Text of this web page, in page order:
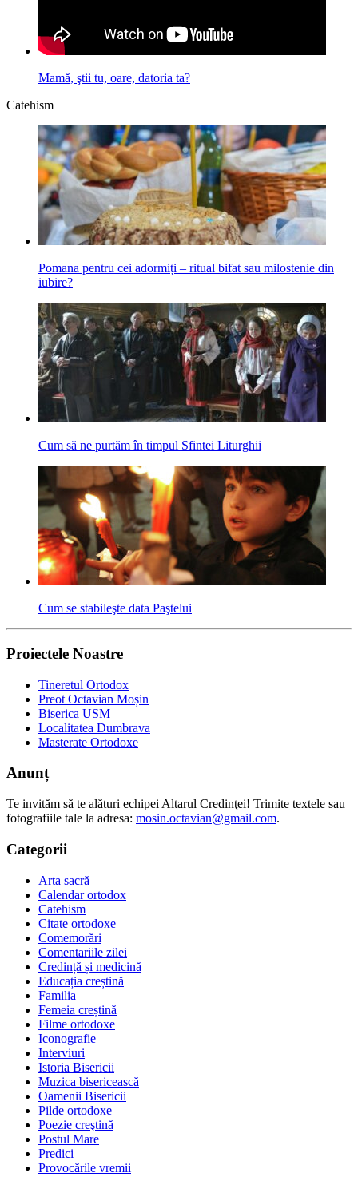
Mamă, ştii tu, oare, datoria ta?
Catehism
Pomana pentru cei adormiți ‒ ritual bifat sau milostenie din
iubire?
Cum să ne purtăm în timpul Sfintei Liturghii
Cum se stabileşte data Paştelui
Proiectele Noastre
Tineretul Ortodox
Preot Octavian Moșin
Biserica USM
Localitatea Dumbrava
Masterate Ortodoxe
Anunț
Te invităm să te alături echipei Altarul Credinţei! Trimite textele sau
fotografiile tale la adresa: mosin.octavian@gmail.com.
Categorii
Arta sacră
Calendar ortodox
Catehism
Citate ortodoxe
Comemorări
Comentariile zilei
Credință și medicină
Educația creștină
Familia
Femeia creștină
Filme ortodoxe
Iconografie
Interviuri
Istoria Bisericii
Muzica bisericească
Oamenii Bisericii
Pilde ortodoxe
Poezie creştină
Postul Mare
Predici
Provocările vremii